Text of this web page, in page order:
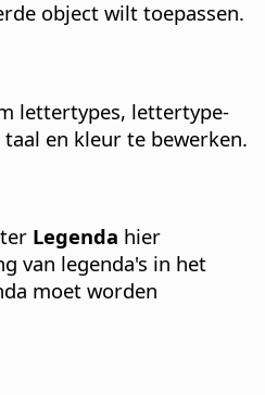
object wilt toepassen.
lettertypes, lettertype-
en kleur te bewerken.
Legenda hier
van legenda's in het
moet worden